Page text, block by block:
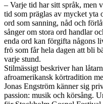
– Varje tid har sitt språk, men
tid som präglas av mycket
ord som sanning, nåd och
sånger om stora ord handlar
enda ord kan förgifta någons
frö som får hela dagen att bli
varje stund.
Stilmässigt beskriver han
afroamerikansk körtradition
Jonas Engström känner sig
passion: musik och körsång.